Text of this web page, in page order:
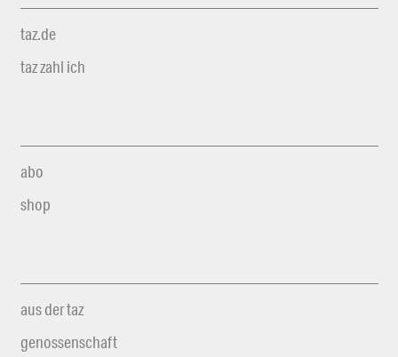
taz.de
taz zahl ich
abo
shop
aus der taz
genossenschaft